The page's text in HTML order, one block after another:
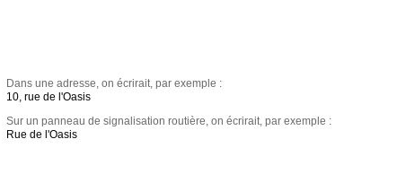
Dans une adresse, on écrirait, par exemple :
10, rue de l'Oasis
Sur un panneau de signalisation routière, on écrirait, par exemple :
Rue de l'Oasis